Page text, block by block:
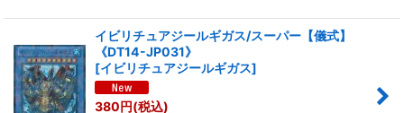
イビリチュアジールギガス/スーパー【儀式】
《DT14-JP031》
[イビリチュアジールギガス]
380円(税込)